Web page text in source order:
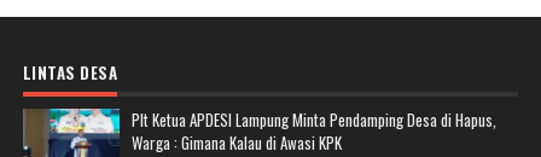
LINTAS DESA
Plt Ketua APDESI Lampung Minta Pendamping Desa di Hapus,
Warga : Gimana Kalau di Awasi KPK